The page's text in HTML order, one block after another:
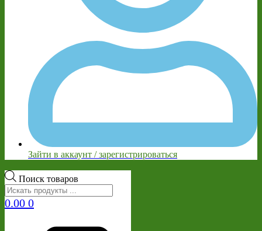
Зайти в аккаунт / зарегистрироваться
Поиск товаров
0.00 0